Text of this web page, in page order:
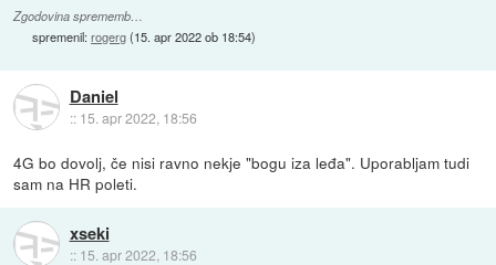
Zgodovina sprememb…
spremenil:rogerg(15. apr 2022 ob 18:54)
Daniel
:: 15. apr 2022, 18:56
4G bo dovolj, če nisi ravno nekje "bogu iza leđa". Uporabljam tudi
sam na HR poleti.
xseki
:: 15. apr 2022, 18:56